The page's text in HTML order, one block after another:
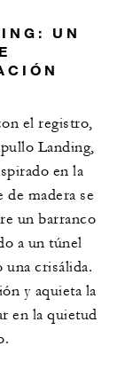
UN
el registro,
Landing,
en la
madera se
un barranco
a un túnel
una crisálida.
y aquieta la
en la quietud